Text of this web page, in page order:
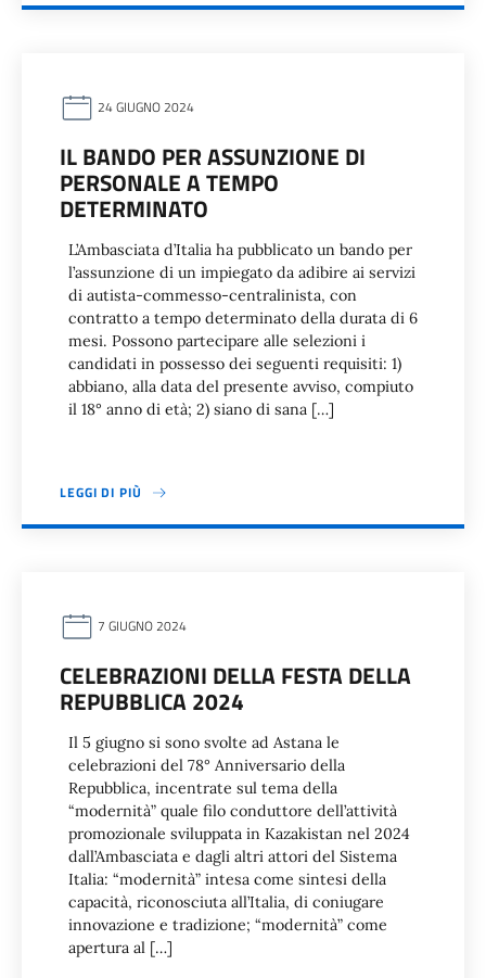
24 GIUGNO 2024
IL BANDO PER ASSUNZIONE DI
PERSONALE A TEMPO
DETERMINATO
L’Ambasciata d’Italia ha pubblicato un bando per
l’assunzione di un impiegato da adibire ai servizi
di autista-commesso-centralinista, con
contratto a tempo determinato della durata di 6
mesi. Possono partecipare alle selezioni i
candidati in possesso dei seguenti requisiti: 1)
abbiano, alla data del presente avviso, compiuto
il 18° anno di età; 2) siano di sana […]
LEGGI DI PIÙ
7 GIUGNO 2024
CELEBRAZIONI DELLA FESTA DELLA
REPUBBLICA 2024
Il 5 giugno si sono svolte ad Astana le
celebrazioni del 78° Anniversario della
Repubblica, incentrate sul tema della
“modernità” quale filo conduttore dell’attività
promozionale sviluppata in Kazakistan nel 2024
dall’Ambasciata e dagli altri attori del Sistema
Italia: “modernità” intesa come sintesi della
capacità, riconosciuta all’Italia, di coniugare
innovazione e tradizione; “modernità” come
apertura al […]